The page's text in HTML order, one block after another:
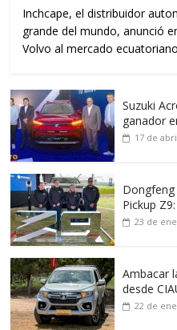
Inchcape, el distribuidor
grande del mundo, anunció
Volvo al mercado
Suzuki
ganador
17 de
Pickup
23 de
Ambacar
desde
22 de